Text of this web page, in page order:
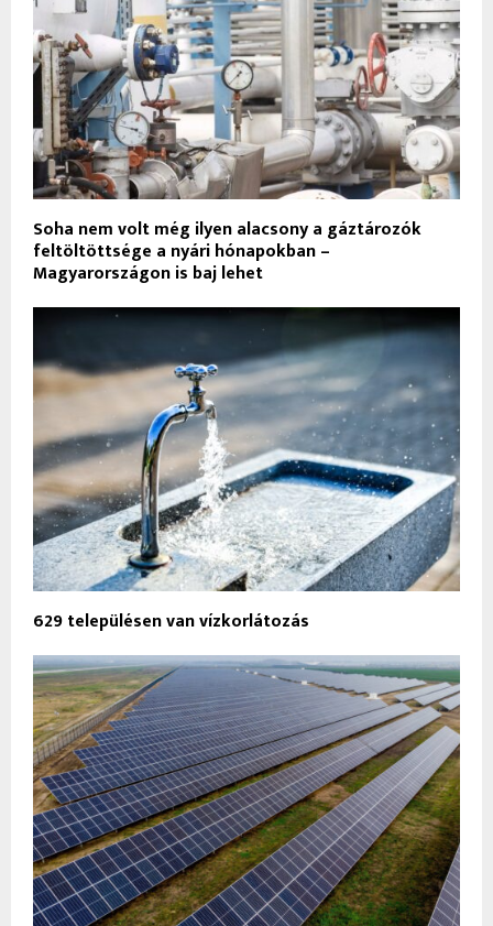
Soha nem volt még ilyen alacsony a gáztározók
feltöltöttsége a nyári hónapokban –
Magyarországon is baj lehet
629 településen van vízkorlátozás